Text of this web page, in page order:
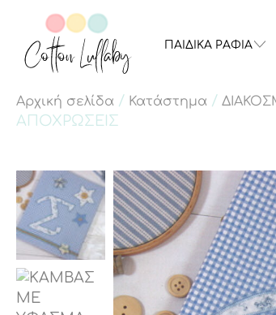
ΠΑΙΔΙΚΑ ΡΑΦΙΑ
Αρχική σελίδα / Κατάστημα /
ΑΠΟΧΡΩΣΕΙΣ